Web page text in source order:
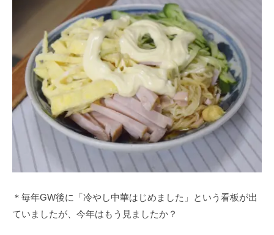
＊毎年GW後に「冷やし中華はじめました」という看板が出
ていましたが、今年はもう見ましたか？